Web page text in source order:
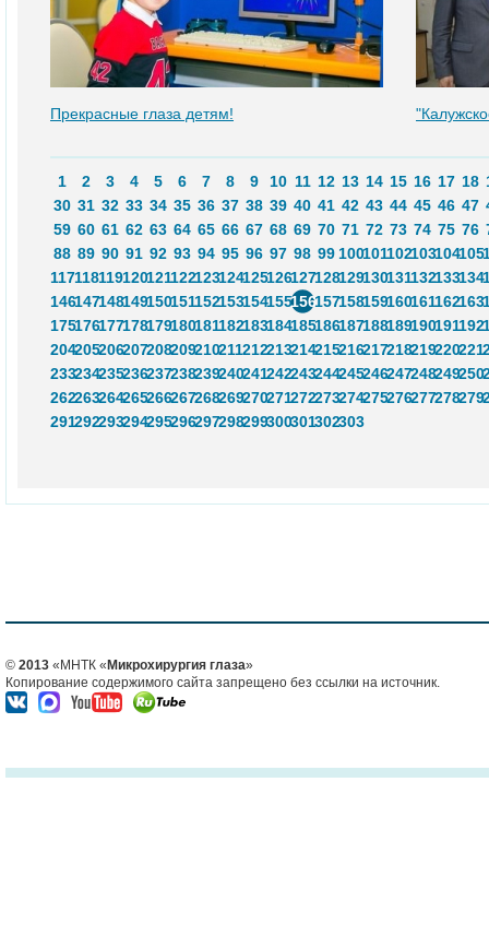
Прекрасные глаза детям!
1 2 3 4 5 6 7 8 9 10 11 12 13 14 15 16 17 18
30 31 32 33 34 35 36 37 38 39 40 41 42 43 44 45 46 47
59 60 61 62 63 64 65 66 67 68 69 70 71 72 73 74 75 76
88 89 90 91 92 93 94 95 96 97 98 99 100101102103104105
117118119120121122123124125126127128129130131132133134
146147148149150151152153154155156157158159160161162163
175176177178179180181182183184185186187188189190191192
204205206207208209210211212213214215216217218219220221
233234235236237238239240241242243244245246247248249250
262263264265266267268269270271272273274275276277278279
291292293294295296297298299300301302303
© 2013 «МНТК « Микрохирургия глаза»
Копирование содержимого сайта запрещено без ссылки на источник.